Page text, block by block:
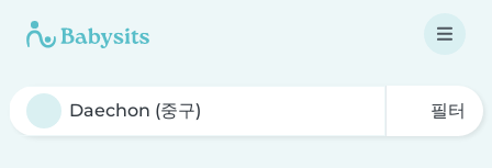
필터